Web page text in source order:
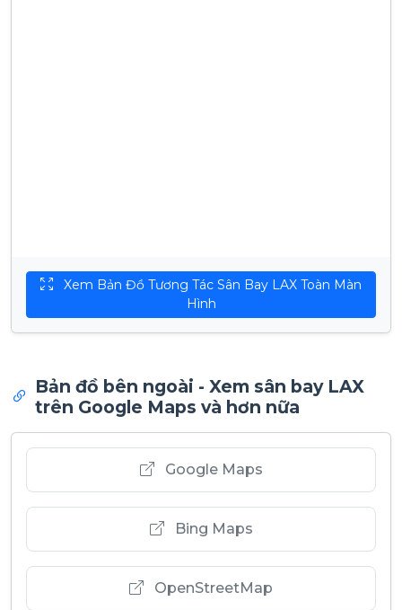
Hình
Bản đồ bên ngoài - Xem sân bay LAX
trên Google Maps và hơn nữa
Google Maps
Bing Maps
OpenStreetMap